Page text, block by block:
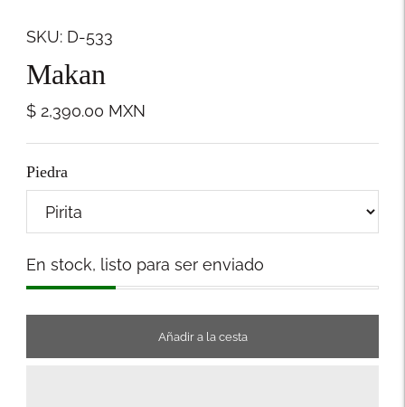
SKU: D-533
Makan
$ 2,390.00 MXN
Piedra
Stock
En stock, listo para ser enviado
Añadir a la cesta